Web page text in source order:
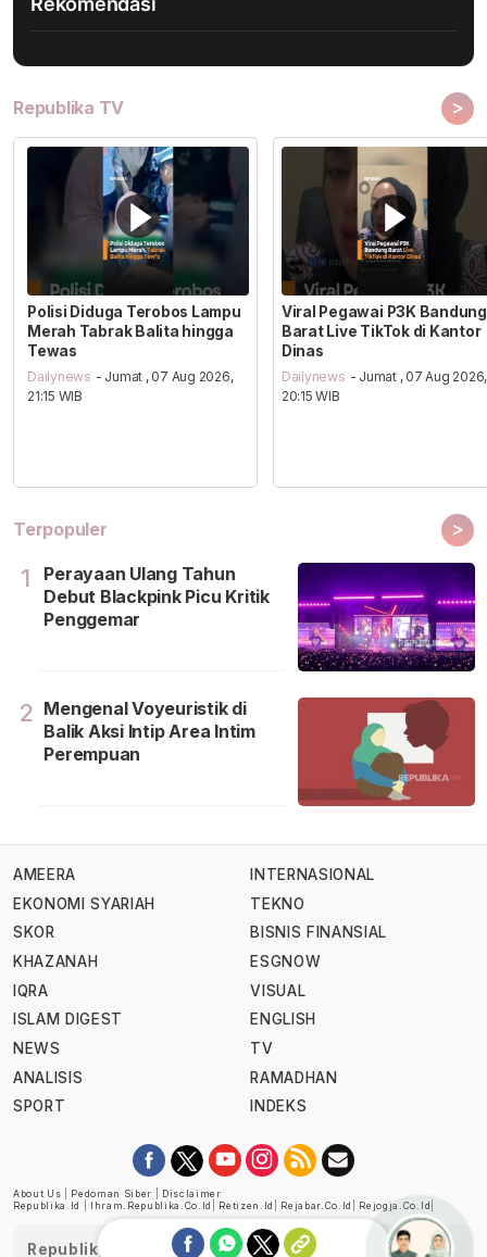
Republika TV >
Polisi Diduga Terobos Lampu
Merah Tabrak Balita hingga
Tewas
Dailynews - Jumat , 07 Aug 2026,
21:15 WIB
Viral Pegawai P3K Bandung
Barat Live TikTok di Kantor
Dinas
Dailynews - Jumat , 07 Aug 2026,
20:15 WIB
Terpopuler >
1
Perayaan Ulang Tahun
Debut Blackpink Picu Kritik
Penggemar
2 Mengenal Voyeuristik di
Balik Aksi Intip Area Intim
Perempuan
AMEERA
EKONOMI SYARIAH
SKOR
KHAZANAH
IQRA
ISLAM DIGEST
NEWS
ANALISIS
SPORT
INTERNASIONAL
TEKNO
BISNIS FINANSIAL
ESGNOW
VISUAL
ENGLISH
TV
RAMADHAN
INDEKS
About Us Pedoman Siber
Disclaimer
Republika.id
Ihram.republika.co.id Retizen.id Rejabar.co.id Rejogja.co.id
Republika telah diverifikasi oleh Dewan Pers